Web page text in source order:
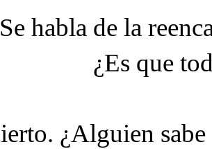
Se habla de la
¿Es que
¿Alguien